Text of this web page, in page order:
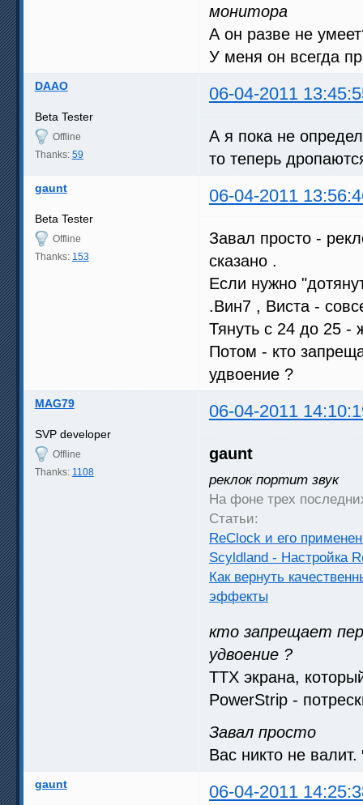
монитора
А он разве не
У меня он всегда
DAAO 06-04-2011
Beta Tester
Offline
Thanks: 59
А я пока не
то теперь
gaunt 06-04-2011
Beta Tester
Offline
Thanks: 153
Завал просто -
сказано .
Если нужно
.Вин7 , Виста -
Тянуть с 24 до 25 -
Потом - кто
удвоение ?
MAG79 06-04-2011
SVP developer
Offline
Thanks: 1108
gaunt
реклок портит звук
На фоне трех
Статьи:
ReClock и его
Scyldland - Настройка
Как вернуть
эффекты
кто запрещает
удвоение ?
ТТХ экрана,
PowerStrip -
Завал просто
Вас никто не валит.
gaunt 06-04-2011